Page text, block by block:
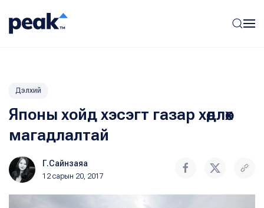
Дэлхий
Японы хойд хэсэгт газар хөдлөх
магадлалтай
Г.Сайнзаяа
12 сарын 20, 2017